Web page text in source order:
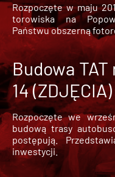
Rozpoczęte w maju
torowiska na
Państwu obszerną
Budowa
14 (ZDJĘCIA)
Rozpoczęte we
budową trasy
postępują.
inwestycji.